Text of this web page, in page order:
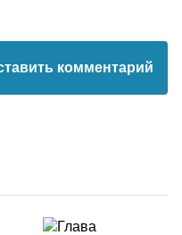
комментарий